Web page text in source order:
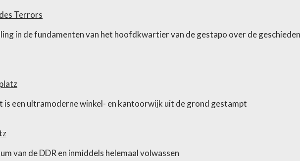
Terrors
in de fundamenten van het hoofdkwartier van de gestapo over de
is een ultramoderne winkel- en kantoorwijk uit de grond gestampt
van de DDR en inmiddels helemaal volwassen